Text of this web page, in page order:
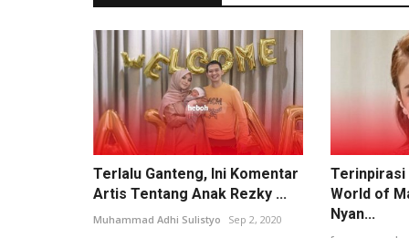
Terlalu Ganteng, Ini Komentar
Artis Tentang Anak Rezky ...
Muhammad Adhi Sulistyo Sep 2, 2020
Terinpirasi
World of
Nyan...